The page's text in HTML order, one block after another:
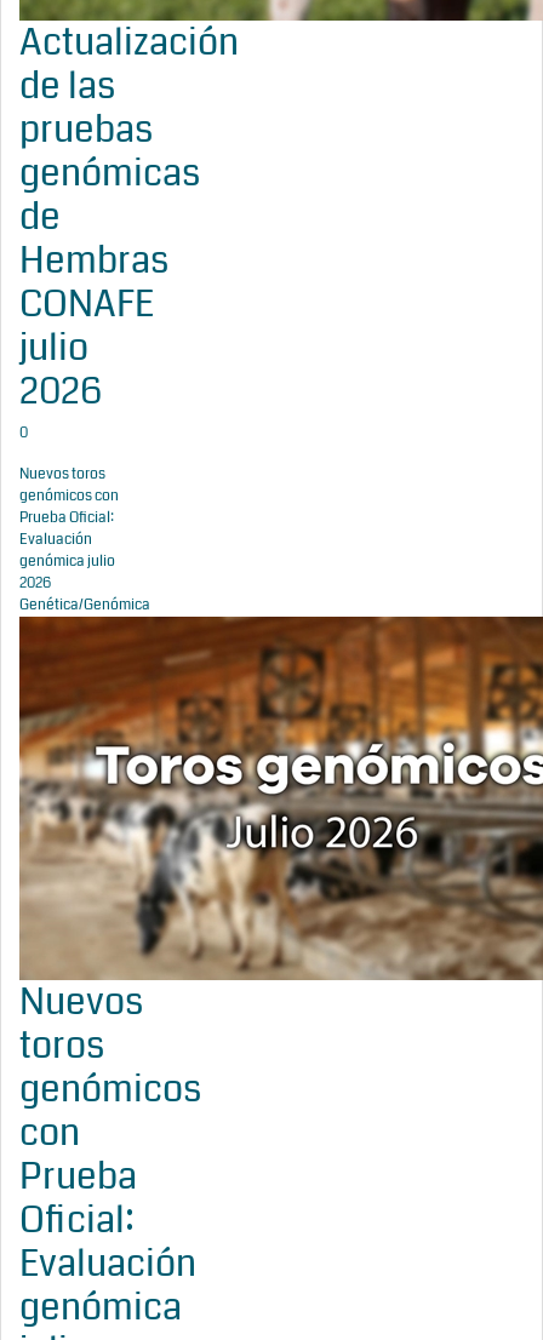
Actualización
de las
pruebas
genómicas
de
Hembras
CONAFE
julio
2026
0
Nuevos toros
genómicos con
Prueba Oficial:
Evaluación
genómica julio
2026
Genética/Genómica
Nuevos
toros
genómicos
con
Prueba
Oficial:
Evaluación
genómica